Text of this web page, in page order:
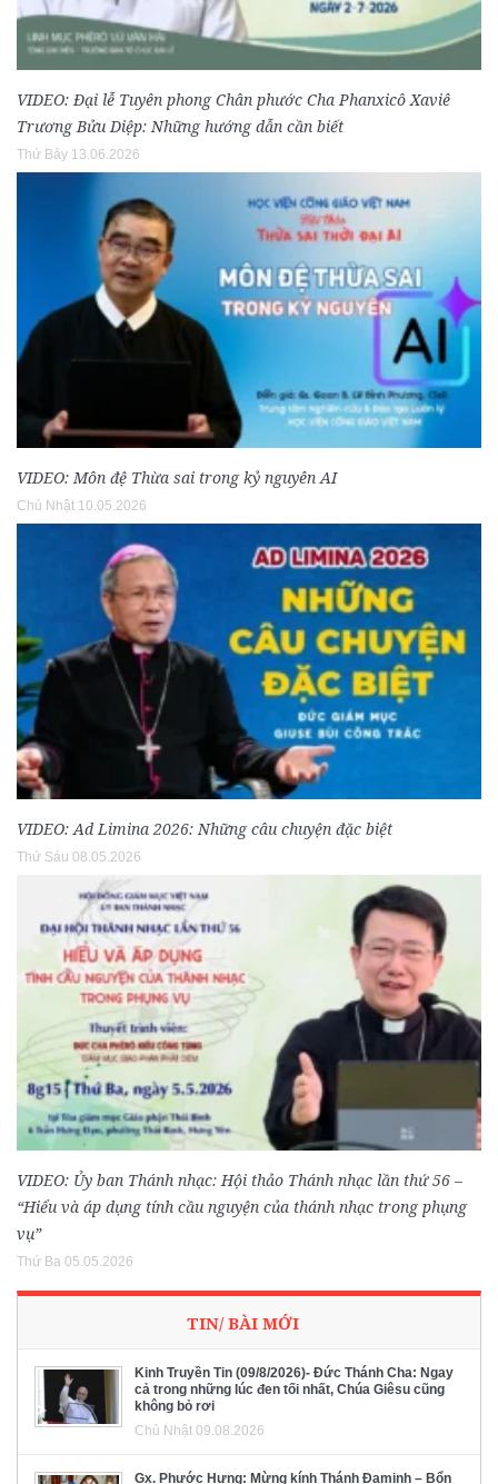
VIDEO: Đại lễ Tuyên phong Chân phước Cha Phanxicô Xaviê
Trương Bửu Diệp: Những hướng dẫn cần biết
Thứ Bảy 13.06.2026
VIDEO: Môn đệ Thừa sai trong kỷ nguyên AI
Chủ Nhật 10.05.2026
VIDEO: Ad Limina 2026: Những câu chuyện đặc biệt
Thứ Sáu 08.05.2026
VIDEO: Ủy ban Thánh nhạc: Hội thảo Thánh nhạc lần thứ 56 –
“Hiểu và áp dụng tính cầu nguyện của thánh nhạc trong phụng
vụ”
Thứ Ba 05.05.2026
TIN/ BÀI MỚI
Kinh Truyền Tin (09/8/2026)- Đức Thánh Cha: Ngay
cả trong những lúc đen tối nhất, Chúa Giêsu cũng
không bỏ rơi
Chủ Nhật 09.08.2026
Gx. Phước Hưng: Mừng kính Thánh Đaminh – Bổn